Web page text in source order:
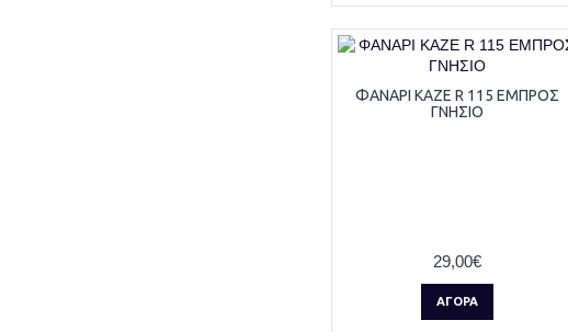
ΦΑΝΑΡΙ KAZE R 115 ΕΜΠΡΟΣ
ΓΝΗΣΙΟ
29,00€
ΑΓΟΡΆ